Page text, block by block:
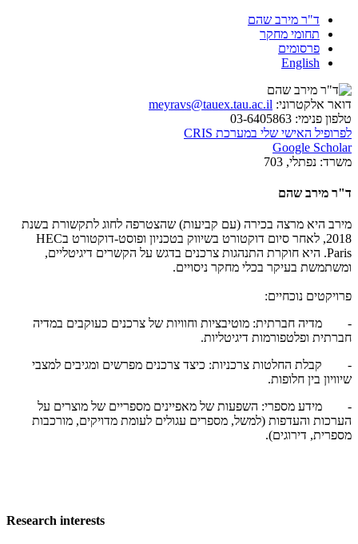
ד"ר מירב שהם
תחומי מחקר
פרסומים
English
דואר אלקטרוני: meyravs@tauex.tau.ac.il
טלפון פנימי:
לפרופיל האישי שלי במערכת CRIS
Google Scholar
משרד: נפתלי, 703
ד"ר מירב שהם
מירב היא מרצה בכירה (עם קביעות) שהצטרפה לחוג לתקשורת בשנת
2018, לאחר סיום דוקטורט בשיווק בטכניון ופוסט-דוקטורט בHEC
Paris. היא חוקרת התנהגות צרכנים בדגש על הקשרים דיגיטליים,
ומשתמשת בעיקר בכלי מחקר ניסויים.
​פרויקטים נוכחיים:
- מדיה חברתית: מוטיבציות וחוויות של צרכנים כעוקבים במדיה
חברתית ופלטפורמות דיגיטליות.
- קבלת החלטות צרכניות: כיצד צרכנים מפרשים ומגיבים למצבי
שיוויון בין חלופות.
- מידע מספרי: השפעות של מאפיינים מספריים של מוצרים על
הערכות והעדפות (למשל, מספרים עגולים לעומת מדויקים, מורכבות
מספרית, דירוגים).
Research interests